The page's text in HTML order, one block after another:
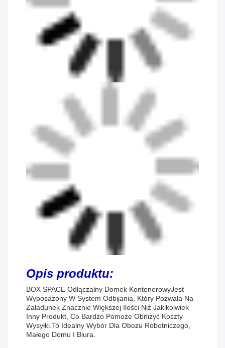
Opis produktu:
BOX SPACE Odłączalny Domek KontenerowyJest
Wyposażony W System Odbijania, Który Pozwala Na
Załadunek Znacznie Większej Ilości Niż Jakikolwiek
Inny Produkt, Co Bardzo Pomoże Obniżyć Koszty
Wysyłki.To Idealny Wybór Dla Obozu Robotniczego,
Małego Domu I Biura.